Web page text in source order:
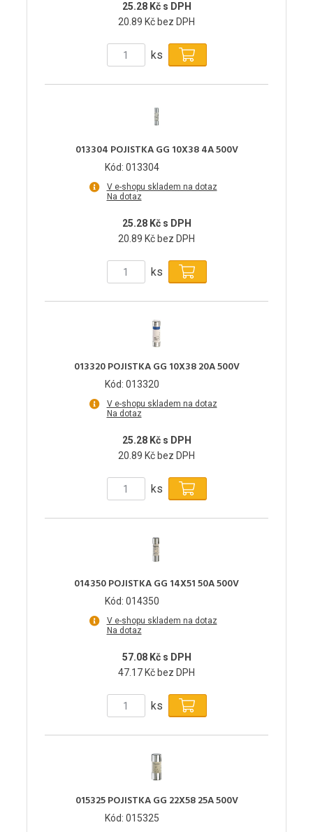
25.28 Kč s DPH
20.89 Kč bez DPH
ks
013304 POJISTKA GG 10X38 4A 500V
Kód: 013304
V e-shopu skladem na dotaz
Na dotaz
25.28 Kč s DPH
20.89 Kč bez DPH
ks
013320 POJISTKA GG 10X38 20A 500V
Kód: 013320
V e-shopu skladem na dotaz
Na dotaz
25.28 Kč s DPH
20.89 Kč bez DPH
ks
014350 POJISTKA GG 14X51 50A 500V
Kód: 014350
V e-shopu skladem na dotaz
Na dotaz
57.08 Kč s DPH
47.17 Kč bez DPH
ks
015325 POJISTKA GG 22X58 25A 500V
Kód: 015325